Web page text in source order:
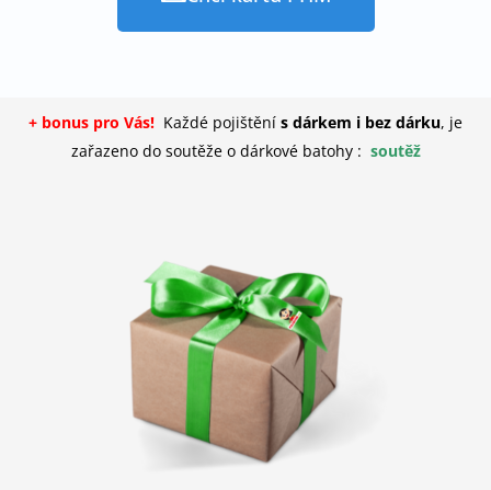
+ bonus pro Vás! Každé pojištění s dárkem i bez dárku, je
zařazeno do soutěže o dárkové batohy : soutěž